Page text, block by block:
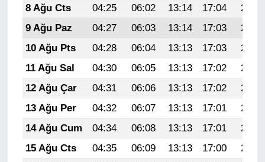
8 Ağu Cts
04:25 06:02 13:14 17:04
20:15
9 Ağu Paz
04:27 06:03 13:14 17:03
20:14
10 Ağu Pts
04:28 06:04 13:13 17:03
20:13
11 Ağu Sal
04:30 06:05 13:13 17:02
20:12
12 Ağu Çar
04:31 06:06 13:13 17:02
20:11
13 Ağu Per
04:32 06:07 13:13 17:01
20:09
14 Ağu Cum
04:34 06:08 13:13 17:01
20:08
15 Ağu Cts
04:35 06:09 13:13 17:00
20:07